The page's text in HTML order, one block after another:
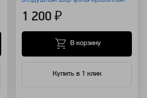
1 200 ₽
Купить в 1 клик
В корзину